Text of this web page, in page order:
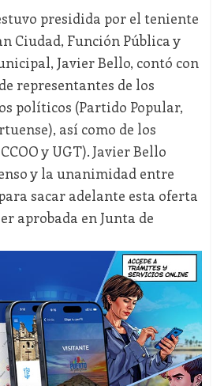
presidida por el teniente
Ciudad, Función Pública y
Javier Bello, contó con
representantes de los
políticos (Partido Popular,
así como de los
y UGT). Javier Bello
y la unanimidad entre
sacar adelante esta oferta
aprobada en Junta de